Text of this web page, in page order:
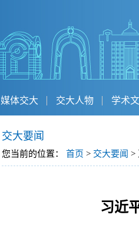
媒体交大 交大人物 学术
交大要闻
您当前的位置： 首页 > 交大要闻 >
习近